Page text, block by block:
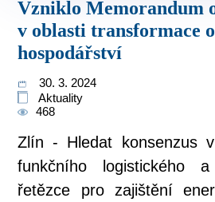
Vzniklo Memorandum o spolupráci
v oblasti transformace
hospodářství
30. 3. 2024
Aktuality
468
Zlín - Hledat konsenzus
funkčního logistického a
řetězce pro zajištění